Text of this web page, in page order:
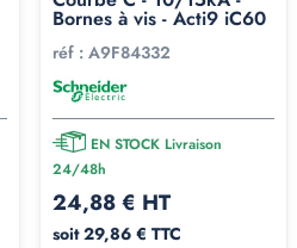
Bornes à vis - Acti9 iC60
réf : A9F84332
EN STOCK Livraison
24/48h
24,88 € HT
soit 29,86 € TTC